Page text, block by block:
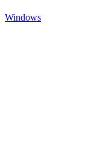
Windows